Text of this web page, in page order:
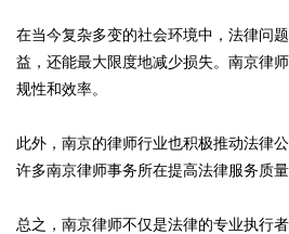
ar
在当今复杂多变的社会环境中，法律问
益，还能最大限度地减少损失。南京律
规性和效率。
此外，南京的律师行业也积极推动法律
许多南京律师事务所在提高法律服务质
总之，南京律师不仅是法律的专业执行